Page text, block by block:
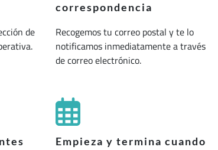
de
correspondencia
Recogemos tu correo postal y te lo
notificamos inmediatamente a través
de correo electrónico.
Empieza y termina cuando